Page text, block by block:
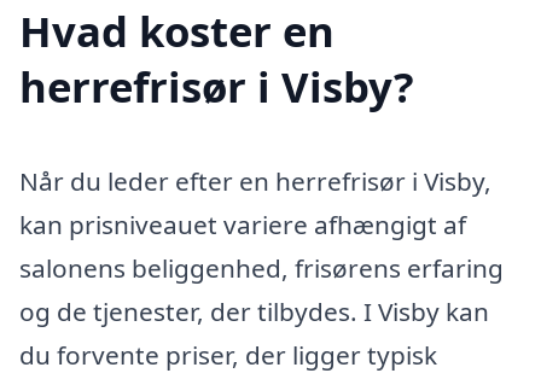
Hvad koster en
herrefrisør i Visby?
Når du leder efter en herrefrisør i Visby,
kan prisniveauet variere afhængigt af
salonens beliggenhed, frisørens erfaring
og de tjenester, der tilbydes. I Visby kan
du forvente priser, der ligger typisk